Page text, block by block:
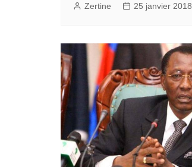
Zertine 25 janvier 2018